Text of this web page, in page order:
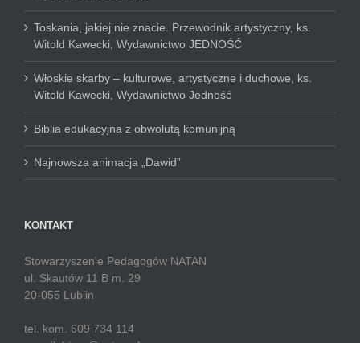
Toskania, jakiej nie znacie. Przewodnik artystyczny, ks.
Witold Kawecki, Wydawnictwo JEDNOŚĆ
Włoskie skarby – kulturowe, artystyczne i duchowe, ks.
Witold Kawecki, Wydawnictwo Jedność
Biblia edukacyjna z obwolutą komunijną
Najnowsza animacja „Dawid”
KONTAKT
Stowarzyszenie Pedagogów NATAN
ul. Skautów 11 B m. 29
20-055 Lublin
tel. kom. 609 734 114